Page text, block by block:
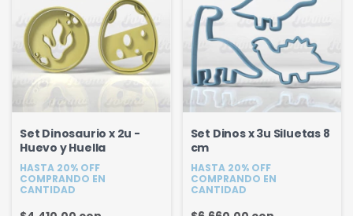
Set Dinosaurio x 2u -
Huevo y Huella
HASTA 20% OFF
COMPRANDO EN
CANTIDAD
Set Dinos x 3u Siluetas 8
cm
HASTA 20% OFF
COMPRANDO EN
CANTIDAD